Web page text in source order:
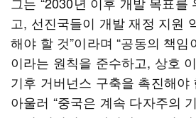
고, 선진국들이 개발 재정 지원
해야 할 것”이라며 “공동의 책임
이라는 원칙을 준수하고, 상호
기후 거버넌스 구축을 촉진해야
아울러 “중국은 계속 다자주의